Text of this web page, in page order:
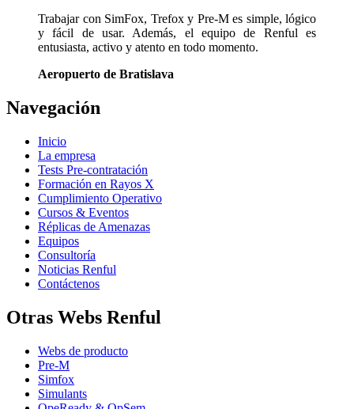
Trabajar con SimFox, Trefox y Pre-M es simple, lógico
y fácil de usar. Además, el equipo de Renful es
entusiasta, activo y atento en todo momento.
Aeropuerto de Bratislava
Navegación
Inicio
La empresa
Tests Pre-contratación
Formación en Rayos X
Cumplimiento Operativo
Cursos & Eventos
Réplicas de Amenazas
Equipos
Consultoría
Noticias Renful
Contáctenos
Otras Webs Renful
Webs de producto
Pre-M
Simfox
Simulants